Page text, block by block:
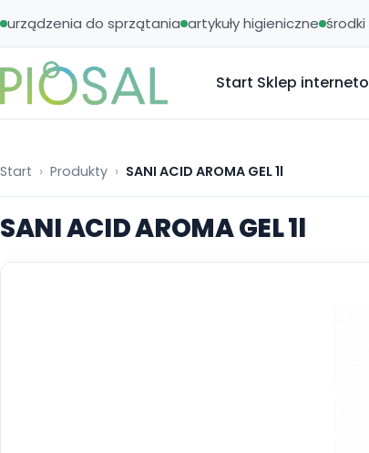
urządzenia do sprzątania artykuły higieniczne
Start Sklep
Start Produkty SANI ACID AROMA GEL 1l
SANI ACID AROMA GEL 1l